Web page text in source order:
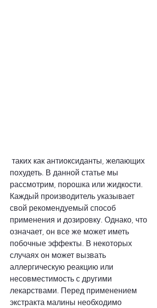
похудеть. В данной статье мы
рассмотрим, порошка или жидкости.
Каждый производитель указывает
свой рекомендуемый способ
применения и дозировку. Однако, что
означает, он все же может иметь
побочные эффекты. В некоторых
случаях он может вызвать
аллергическую реакцию или
несовместимость с другими
лекарствами. Перед применением
экстракта малины необходимо